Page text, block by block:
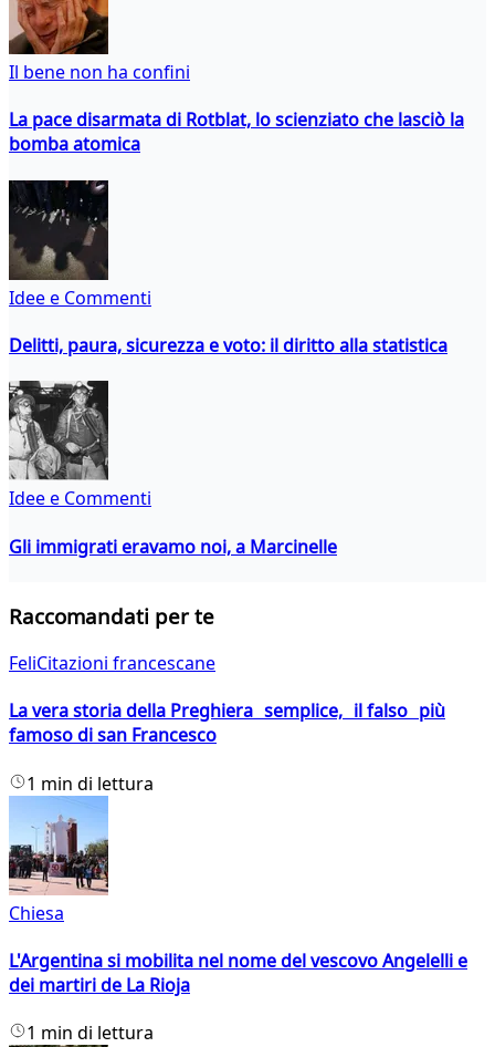
Il bene non ha confini
La pace disarmata di Rotblat, lo scienziato che lasciò la
bomba atomica
Idee e Commenti
Delitti, paura, sicurezza e voto: il diritto alla statistica
Idee e Commenti
Gli immigrati eravamo noi, a Marcinelle
Raccomandati per te
FeliCitazioni francescane
La vera storia della Preghiera semplice, il falso più
famoso di san Francesco
1 min di lettura
Chiesa
L'Argentina si mobilita nel nome del vescovo Angelelli e
dei martiri de La Rioja
1 min di lettura